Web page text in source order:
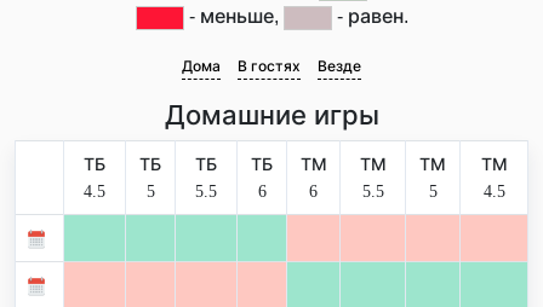
- меньше,
- равен.
Дома В гостях Везде
Домашние игры
ТБ
4.5
ТБ
5
ТБ
5.5
ТБ
6
ТМ
6
ТМ
5.5
ТМ
5
ТМ
4.5